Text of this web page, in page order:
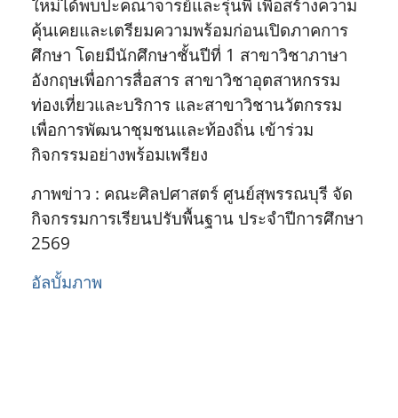
ใหม่ได้พบปะคณาจารย์และรุ่นพี่ เพื่อสร้างความ
คุ้นเคยและเตรียมความพร้อมก่อนเปิดภาคการ
ศึกษา โดยมีนักศึกษาชั้นปีที่ 1 สาขาวิชาภาษา
อังกฤษเพื่อการสื่อสาร สาขาวิชาอุตสาหกรรม
ท่องเที่ยวและบริการ และสาขาวิชานวัตกรรม
เพื่อการพัฒนาชุมชนและท้องถิ่น เข้าร่วม
กิจกรรมอย่างพร้อมเพรียง
ภาพข่าว : คณะศิลปศาสตร์ ศูนย์สุพรรณบุรี จัด
กิจกรรมการเรียนปรับพื้นฐาน ประจำปีการศึกษา
2569
อัลบั้มภาพ